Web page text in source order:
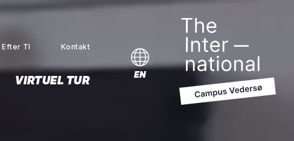
Efter TI Kontakt
VIRTUEL TUR
EN